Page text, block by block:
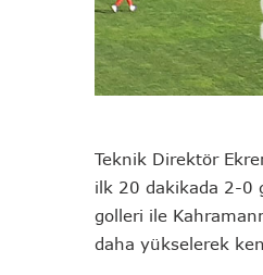
Teknik Direktör
ilk 20 dakikada 2-0
golleri ile
daha yükselerek